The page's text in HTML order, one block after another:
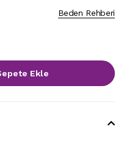
Beden Rehberi